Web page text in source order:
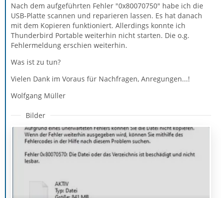
Nach dem aufgeführten Fehler "0x80070750" habe ich die
USB-Platte scannen und reparieren lassen. Es hat danach
mit dem Kopieren funktioniert. Allerdings konnte ich
Thunderbird Portable weiterhin nicht starten. Die o.g.
Fehlermeldung erschien weiterhin.
Was ist zu tun?
Vielen Dank im Voraus für Nachfragen, Anregungen...!
Wolfgang Müller
Bilder